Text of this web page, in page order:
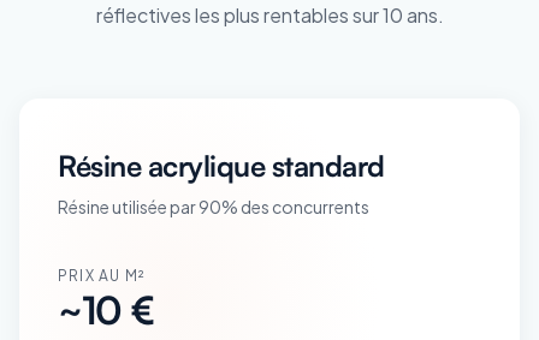
réflectives les plus rentables sur 10 ans.
Résine acrylique standard
Résine utilisée par 90% des concurrents
PRIX AU M²
~10 €